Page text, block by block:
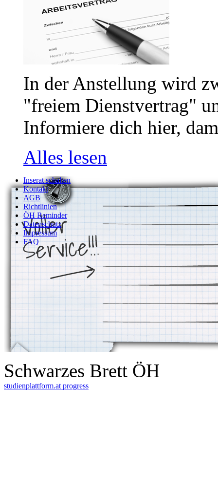
In der Anstellung wird
"freiem Dienstvertrag"
Informiere dich hier,
Alles lesen
Inserat schalten
Kontakt
AGB
Richtlinien
ÖH Reminder
Datenschutz
Impressum
FAQ
Schwarzes Brett ÖH
studienplattform.at progress